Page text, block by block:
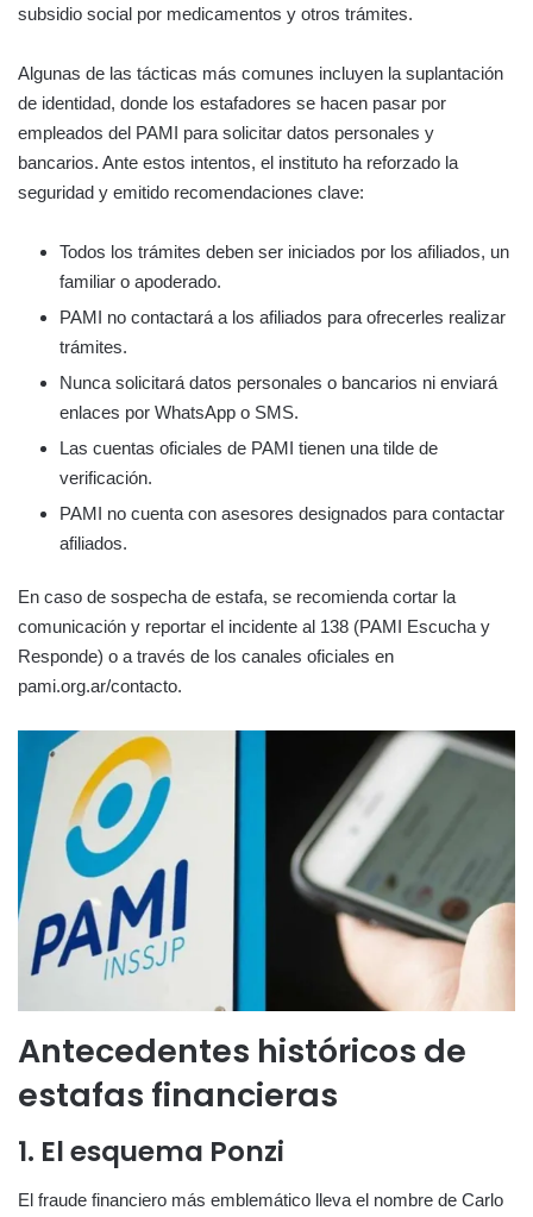
subsidio social por medicamentos y otros trámites.
Algunas de las tácticas más comunes incluyen la suplantación
de identidad, donde los estafadores se hacen pasar por
empleados del PAMI para solicitar datos personales y
bancarios. Ante estos intentos, el instituto ha reforzado la
seguridad y emitido recomendaciones clave:
Todos los trámites deben ser iniciados por los afiliados, un
familiar o apoderado.
PAMI no contactará a los afiliados para ofrecerles realizar
trámites.
Nunca solicitará datos personales o bancarios ni enviará
enlaces por WhatsApp o SMS.
Las cuentas oficiales de PAMI tienen una tilde de
verificación.
PAMI no cuenta con asesores designados para contactar
afiliados.
En caso de sospecha de estafa, se recomienda cortar la
comunicación y reportar el incidente al 138 (PAMI Escucha y
Responde) o a través de los canales oficiales en
pami.org.ar/contacto.
Antecedentes históricos de
estafas financieras
1. El esquema Ponzi
El fraude financiero más emblemático lleva el nombre de Carlo